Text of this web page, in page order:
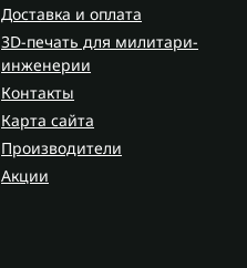
Доставка и оплата
3D-печать для милитари-
инженерии
Контакты
Карта сайта
Производители
Акции